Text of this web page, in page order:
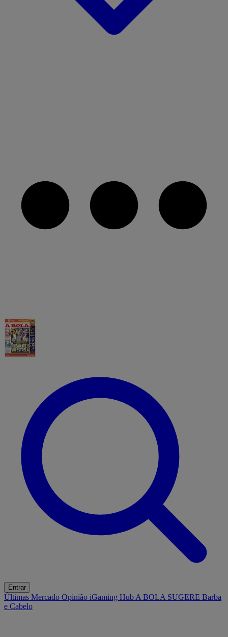
Entrar
Últimas Mercado Opinião iGaming Hub A BOLA SUGERE Barba
e Cabelo